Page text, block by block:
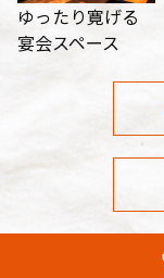
ゆったり寛げる
宴会スペース